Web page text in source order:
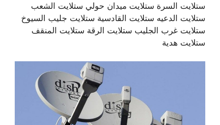
ستلايت السرة ستلايت ميدان حولي ستلايت الشعب
ستلايت الدعيه ستلايت القادسية ستلايت جليب السيوخ
ستلايت غرب الجليب ستلايت الرقة ستلايت المنقف
ستلايت هدية